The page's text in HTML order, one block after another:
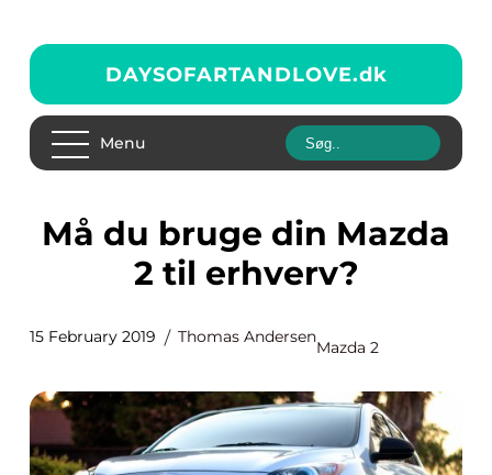
DAYSOFARTANDLOVE.dk
Menu
Må du bruge din Mazda
2 til erhverv?
15 February 2019 Thomas Andersen
Mazda 2